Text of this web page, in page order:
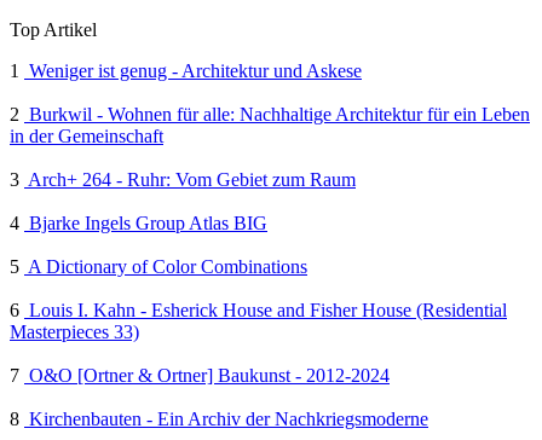
Top Artikel
1
Weniger ist genug - Architektur und Askese
2 Burkwil - Wohnen für alle: Nachhaltige Architektur für ein Leben
in der Gemeinschaft
3 Arch+ 264 - Ruhr: Vom Gebiet zum Raum
4 Bjarke Ingels Group Atlas BIG
5 A Dictionary of Color Combinations
6 Louis I. Kahn - Esherick House and Fisher House (Residential
Masterpieces 33)
7 O&O [Ortner & Ortner] Baukunst - 2012-2024
8 Kirchenbauten - Ein Archiv der Nachkriegsmoderne